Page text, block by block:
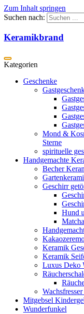
Zum Inhalt springen
Suchen nach:
Keramikbrand
Geschenke
Mond &
Sterne
spirituelle
Handgemachte
Becher
Geschirr
Hund
Keramik
Keramik
Luxus Deko
Mitgebsel
Wunderfunkel